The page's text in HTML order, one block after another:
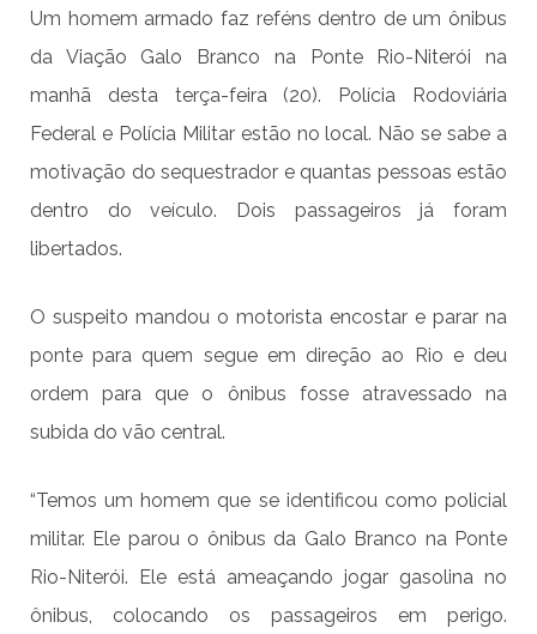
Um homem armado faz reféns dentro de um ônibus
da Viação Galo Branco na Ponte Rio-Niterói na
manhã desta terça-feira (20). Polícia Rodoviária
Federal e Polícia Militar estão no local. Não se sabe a
motivação do sequestrador e quantas pessoas estão
dentro do veículo. Dois passageiros já foram
libertados.
O suspeito mandou o motorista encostar e parar na
ponte para quem segue em direção ao Rio e deu
ordem para que o ônibus fosse atravessado na
subida do vão central.
“Temos um homem que se identificou como policial
militar. Ele parou o ônibus da Galo Branco na Ponte
Rio-Niterói. Ele está ameaçando jogar gasolina no
ônibus, colocando os passageiros em perigo.